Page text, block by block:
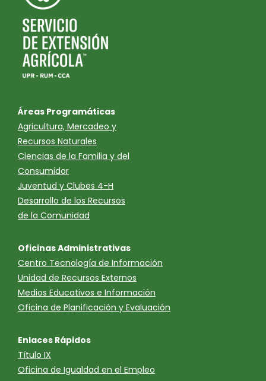
Áreas Programáticas
Agricultura, Mercadeo y
Recursos Naturales
Ciencias de la Familia y del
Consumidor
Juventud y Clubes 4-H
Desarrollo de los Recursos
de la Comunidad
Oficinas Administrativas
Centro Tecnología de Información
Unidad de Recursos Externos
Medios Educativos e Información
Oficina de Planificación y Evaluación
Enlaces Rápidos
Título IX
Oficina de Igualdad en el Empleo